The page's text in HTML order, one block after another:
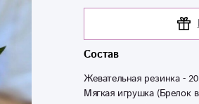
Состав
Жевательная резинка -
Мягкая игрушка (Брелок в